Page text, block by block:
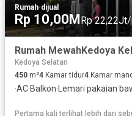
Rumah·dijual
Rp 10,00MRp 22,22Jt/
Rumah MewahKedoya
Kedoya Selatan
450 m²4 Kamar tidur4 Kamar
·AC·Balkon· Lemari pakaian
Pertama kali terlihat lebih dari